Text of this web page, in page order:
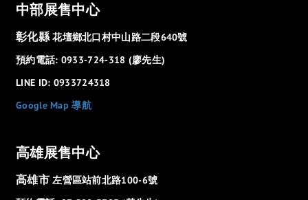
中部展售中心
彰化縣花壇鄉北口村中山路二段640號
預約電話: 0933-724-318 (廖先生)
LINE ID: 0933724318
Google Map 導航
高雄展售中心
高雄市左營區站前北路100-6號